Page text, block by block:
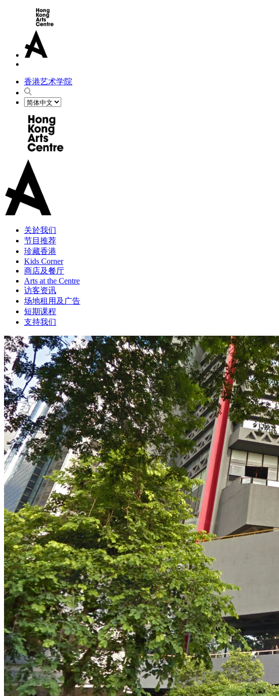
香港艺术学院
关於我们
节目推荐
珍藏香港
Kids Corner
商店及餐厅
Arts at the Centre
访客资讯
场地租用及广告
短期课程
支持我们